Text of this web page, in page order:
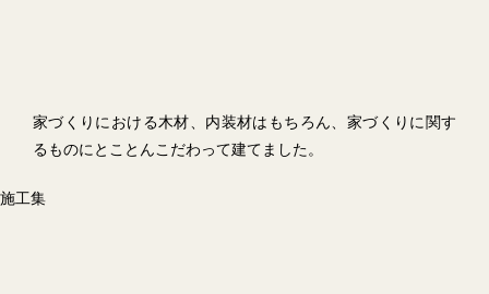
家づくりにおける木材、内装材はもちろん、家づくりに関す
るものにとことんこだわって建てました。
施工集